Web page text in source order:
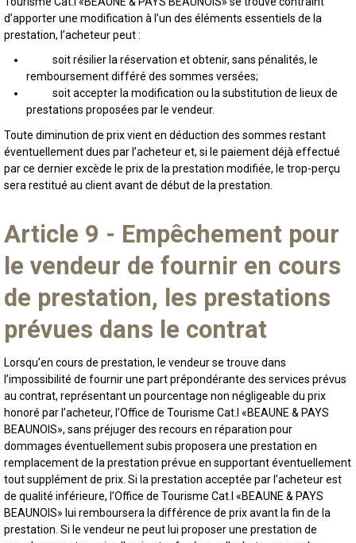
d’apporter une modification à l’un des éléments essentiels de la
prestation, l’acheteur peut :
soit résilier la réservation et obtenir, sans pénalités, le
remboursement différé des sommes versées;
soit accepter la modification ou la substitution de lieux de
prestations proposées par le vendeur.
Toute diminution de prix vient en déduction des sommes restant
éventuellement dues par l’acheteur et, si le paiement déjà effectué
par ce dernier excède le prix de la prestation modifiée, le trop-perçu
sera restitué au client avant de début de la prestation.
Article 9 - Empêchement pour
le vendeur de fournir en cours
de prestation, les prestations
prévues dans le contrat
Lorsqu’en cours de prestation, le vendeur se trouve dans
l’impossibilité de fournir une part prépondérante des services prévus
au contrat, représentant un pourcentage non négligeable du prix
honoré par l’acheteur, l’Office de Tourisme Cat.I «BEAUNE & PAYS
BEAUNOIS», sans préjuger des recours en réparation pour
dommages éventuellement subis proposera une prestation en
remplacement de la prestation prévue en supportant éventuellement
tout supplément de prix. Si la prestation acceptée par l’acheteur est
de qualité inférieure, l’Office de Tourisme Cat.I «BEAUNE & PAYS
BEAUNOIS» lui remboursera la différence de prix avant la fin de la
prestation. Si le vendeur ne peut lui proposer une prestation de